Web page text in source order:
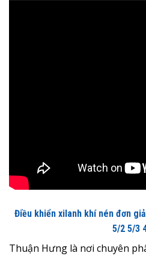
Điều khiển xilanh khí nén đơn
5/2 5/3
Thuận Hưng là nơi chuyên